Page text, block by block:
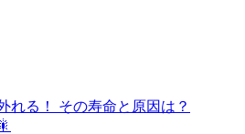
れる！ その寿命と原因は？